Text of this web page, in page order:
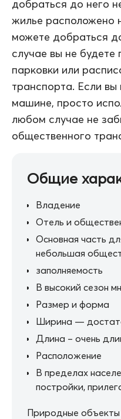
добраться до него
жилье расположено
можете добраться
случае вы не будете
парковки или
транспорта. Если вы
машине, просто
любом случае не
общественного
Общие
Владение
Отель и
Основная часть
небольшая
заполняемость
В высокий сезон
Размер и форма
Ширина —
Длина – очень
Расположение
В пределах
постройки,
Природные объекты